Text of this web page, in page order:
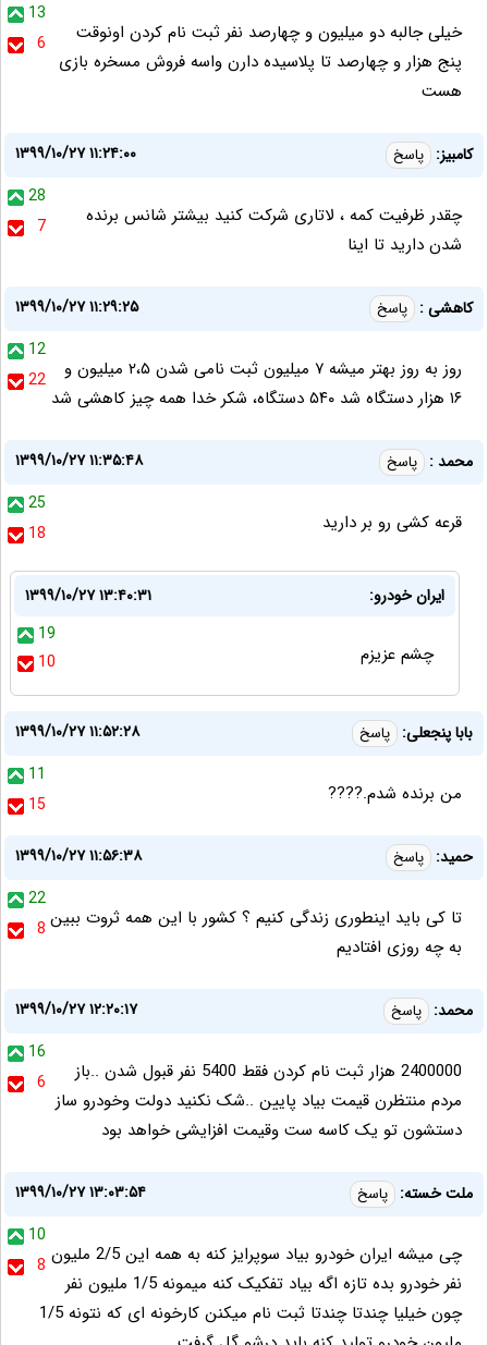
13
6
خیلی جالبه دو میلیون و چهارصد نفر ثبت نام کردن اونوقت
پنج هزار و چهارصد تا پلاسیده دارن واسه فروش مسخره بازی
هست
کامبیز: پاسخ
۱۳۹۹/۱۰/۲۷ ۱۱:۲۴:۰۰
28
7
چقدر ظرفیت کمه ، لاتاری شرکت کنید بیشتر شانس برنده
شدن دارید تا اینا
کاهشی : پاسخ
۱۳۹۹/۱۰/۲۷ ۱۱:۲۹:۲۵
12
22
روز به روز بهتر میشه ۷ میلیون ثبت نامی شدن ۲،۵ میلیون و
۱۶ هزار دستگاه شد ۵۴۰ دستگاه، شکر خدا همه چیز کاهشی شد
محمد : پاسخ
۱۳۹۹/۱۰/۲۷ ۱۱:۳۵:۴۸
25
18
قرعه کشی رو بر دارید
ایران خودرو:
۱۳۹۹/۱۰/۲۷ ۱۳:۴۰:۳۱
19
10
چشم عزیزم
بابا پنجعلی: پاسخ
۱۳۹۹/۱۰/۲۷ ۱۱:۵۲:۲۸
11
15
من برنده شدم.????
حمید: پاسخ
۱۳۹۹/۱۰/۲۷ ۱۱:۵۶:۳۸
22
8 تا کی باید اینطوری زندگی کنیم ؟ کشور با این همه ثروت ببین
به چه روزی افتادیم
محمد: پاسخ
۱۳۹۹/۱۰/۲۷ ۱۲:۲۰:۱۷
16
6
2400000 هزار ثبت نام کردن فقط 5400 نفر قبول شدن ..باز
مردم منتظرن قیمت بیاد پایین ..شک نکنید دولت وخودرو ساز
دستشون تو یک کاسه ست وقیمت افزایشی خواهد بود
ملت خسته: پاسخ
۱۳۹۹/۱۰/۲۷ ۱۳:۰۳:۵۴
10
8 چی میشه ایران خودرو بیاد سوپرایز کنه به همه این 2/5 ملیون
نفر خودرو بده تازه اگه بیاد تفکیک کنه میمونه 1/5 ملیون نفر
چون خیلیا چندتا چندتا ثبت نام میکنن کارخونه ای که نتونه 1/5